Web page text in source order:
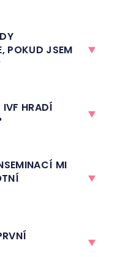
POKUD JSEM
HRADÍ
MI